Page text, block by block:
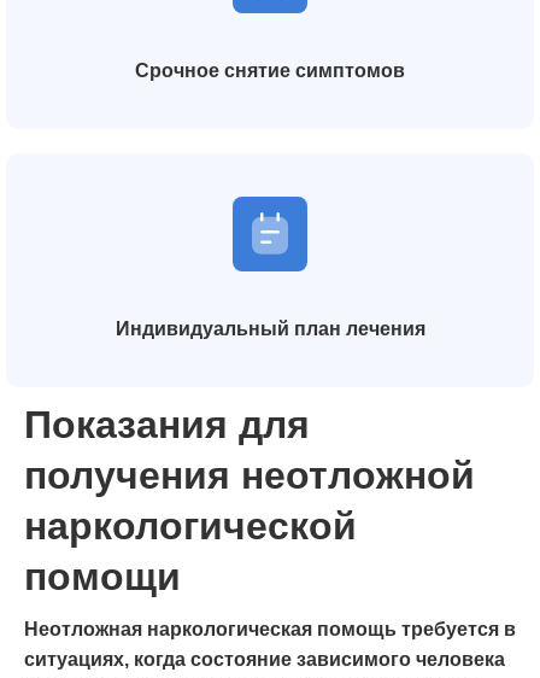
Срочное снятие симптомов
Индивидуальный план лечения
Показания для
получения неотложной
наркологической
помощи
Неотложная наркологическая помощь требуется в
ситуациях, когда состояние зависимого человека